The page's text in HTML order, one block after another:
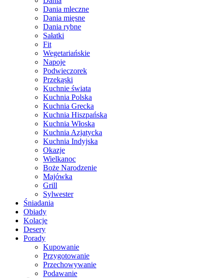
Dania mleczne
Dania mięsne
Dania rybne
Sałatki
Fit
Wegetariańskie
Napoje
Podwieczorek
Przekąski
Kuchnie świata
Kuchnia Polska
Kuchnia Grecka
Kuchnia Hiszpańska
Kuchnia Włoska
Kuchnia Azjatycka
Kuchnia Indyjska
Okazje
Wielkanoc
Boże Narodzenie
Majówka
Grill
Sylwester
Śniadania
Obiady
Kolacje
Desery
Porady
Kupowanie
Przygotowanie
Przechowywanie
Podawanie